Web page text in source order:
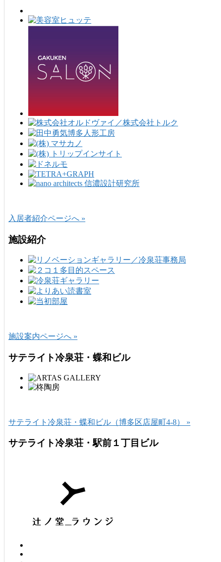
入居者紹介ページへ »
施設紹介
施設案内ページへ »
サテライト冷泉荘・蝶和ビル
サテライト冷泉荘・蝶和ビル（博多区店屋町4-8） »
サテライト冷泉荘・駅前１丁目ビル